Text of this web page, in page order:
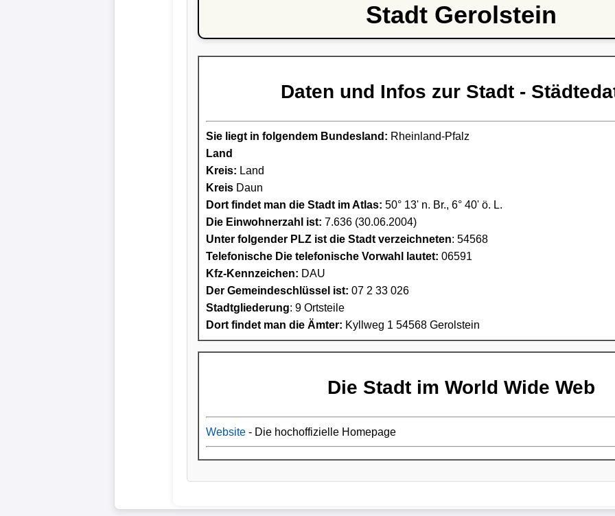
Stadt Gerolstein
Daten und Infos zur Stadt -
Sie liegt in folgendem Bundesland: Rheinland-Pfalz
Land
Kreis: Land
Kreis Daun
Dort findet man die Stadt im Atlas: 50° 13' n. Br., 6° 40' ö. L.
Die Einwohnerzahl ist: 7.636 (30.06.2004)
Unter folgender PLZ ist die Stadt verzeichneten: 54568
Telefonische Die telefonische Vorwahl lautet: 06591
Kfz-Kennzeichen: DAU
Der Gemeindeschlüssel ist: 07 2 33 026
Stadtgliederung: 9 Ortsteile
Dort findet man die Ämter: Kyllweg 1 54568 Gerolstein
Die Stadt im World Wide Web
Website - Die hochoffizielle Homepage